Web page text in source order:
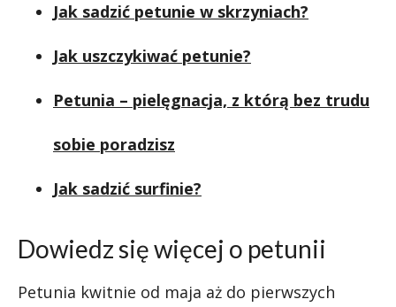
Jak sadzić petunie w skrzyniach?
Jak uszczykiwać petunie?
Petunia – pielęgnacja, z którą bez trudu
sobie poradzisz
Jak sadzić surfinie?
Dowiedz się więcej o petunii
Petunia kwitnie od maja aż do pierwszych